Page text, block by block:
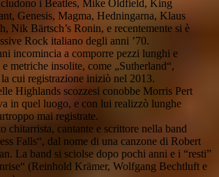
i Beatles, Mike Oldfield, King
Genesis, Magma, Hedningarna, Klaus
Nik Bärtsch’s Ronin, e recentemente si è
Rock italiano degli anni ’70.
incomincia a comporre pezzi lunghi e
metriche insolite, come „Sutherland“,
cui registrazione iniziò nel 2013.
Highlands scozzesi conobbe Morris Pert
in quel luogo, e con lui realizzò lunghe
mai registrate.
chitarrista, cantante e scrittore nella band
Falls“, dal nome di una canzone di Robert
La band si sciolse dopo pochi anni e i “resti”
(Reinhold Krämer, Wolfgang Bechtluft e